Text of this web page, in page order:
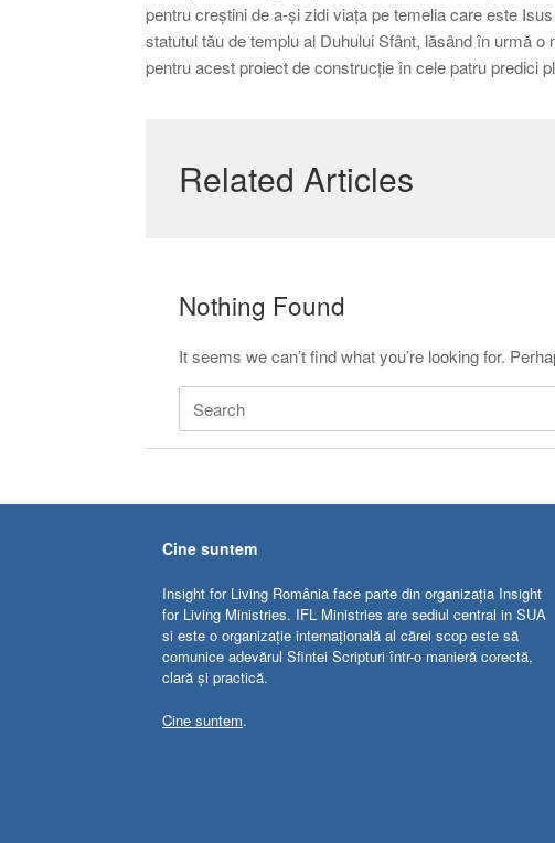
pentru creștini de a-și zidi viața pe temelia care este
statutul tău de templu al Duhului Sfânt, lăsând în urmă
pentru acest proiect de construcție în cele patru predici
Related Articles
Nothing Found
It seems we can’t find what you’re looking for.
for:
Cine suntem
Insight for Living România face parte din organizația Insight
for Living Ministries. IFL Ministries are sediul central in SUA
si este o organizație internațională al cărei scop este să
comunice adevărul Sfintei Scripturi într-o manieră corectă,
clară și practică.
Cine suntem.